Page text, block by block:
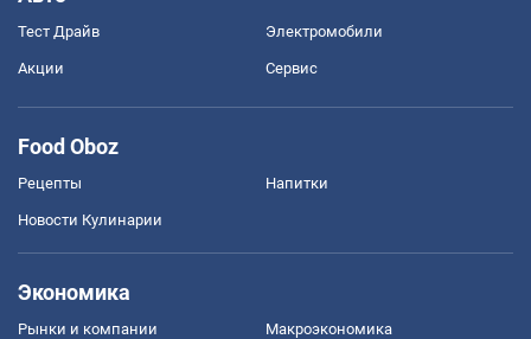
Тест Драйв Электромобили
Акции Сервис
Food Oboz
Рецепты Напитки
Новости Кулинарии
Экономика
Рынки и компании Mакроэкономика